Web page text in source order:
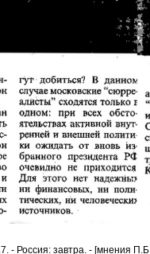
Россия: завтра. - [мнения